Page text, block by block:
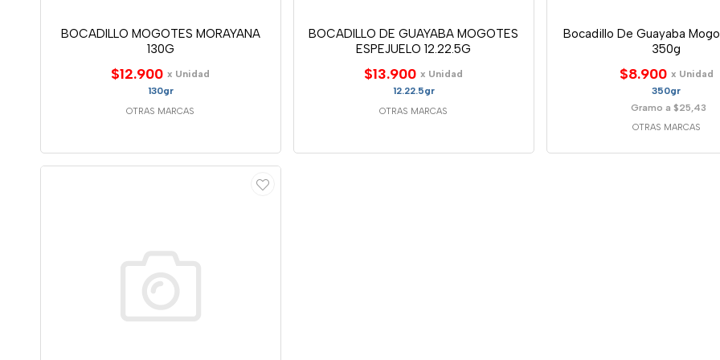
BOCADILLO MOGOTES MORAYANA
130G
$12.900 x Unidad
130gr
OTRAS MARCAS
BOCADILLO DE GUAYABA MOGOTES
ESPEJUELO 12.22.5G
$13.900 x Unidad
12.22.5gr
OTRAS MARCAS
Bocadillo De Guayaba
350g
$8.900 x Unidad
350gr
Gramo a $25,43
OTRAS MARCAS